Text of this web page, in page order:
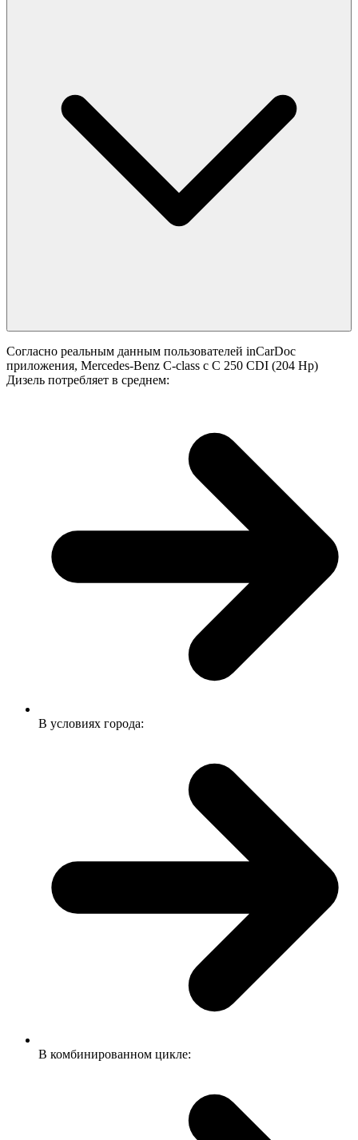
Согласно реальным данным пользователей inCarDoc
приложения, Mercedes-Benz C-class с C 250 CDI (204 Hp)
Дизель потребляет в среднем:
В условиях города:
В комбинированном цикле: